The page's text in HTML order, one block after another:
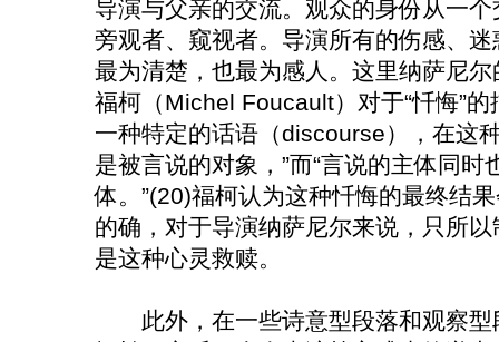
导演与父亲的交流。观众的身份从一
旁观者、窥视者。导演所有的伤感、
最为清楚，也最为感人。这里纳萨尼
福柯（Michel Foucault）对于“忏悔”
一种特定的话语（discourse），在这
是被言说的对象，”而“言说的主体同时
体。”(20)福柯认为这种忏悔的最终结果
的确，对于导演纳萨尼尔来说，只所
是这种心灵救赎。
此外，在一些诗意型段落和观察型